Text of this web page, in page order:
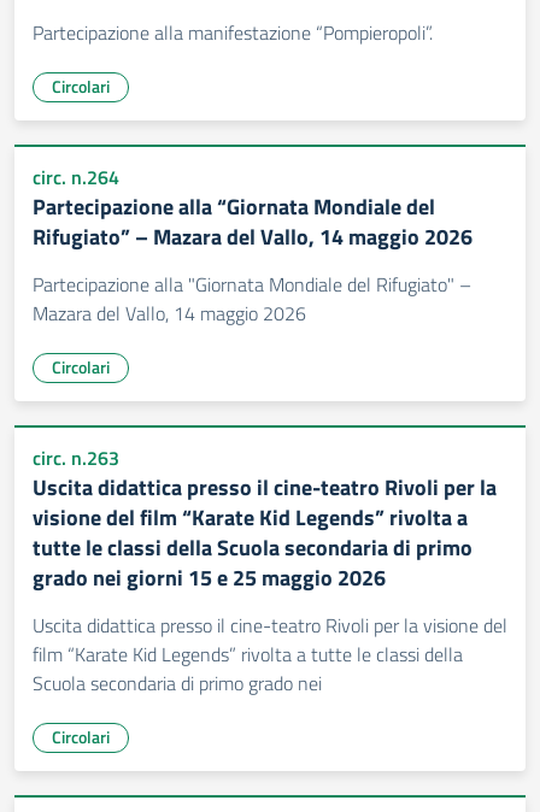
Partecipazione alla manifestazione “Pompieropoli”.
Circolari
circ. n.264
Partecipazione alla “Giornata Mondiale del
Rifugiato” – Mazara del Vallo, 14 maggio 2026
Partecipazione alla "Giornata Mondiale del Rifugiato" –
Mazara del Vallo, 14 maggio 2026
Circolari
circ. n.263
Uscita didattica presso il cine-teatro Rivoli per la
visione del film “Karate Kid Legends” rivolta a
tutte le classi della Scuola secondaria di primo
grado nei giorni 15 e 25 maggio 2026
Uscita didattica presso il cine-teatro Rivoli per la visione del
film “Karate Kid Legends” rivolta a tutte le classi della
Scuola secondaria di primo grado nei
Circolari